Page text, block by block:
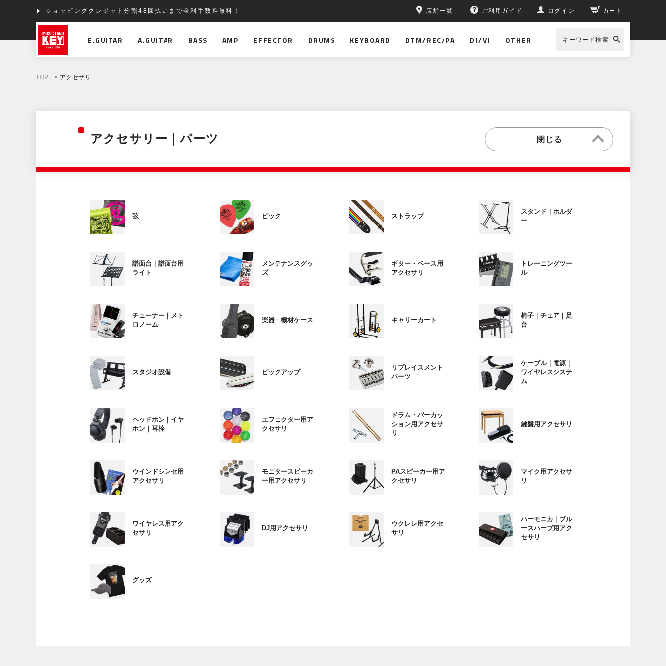
ショッピングクレジット分割48回払いまで金利手数料無料！ 店舗一覧 ご利用ガイド ログイン カート
E.GUITAR A.GUITAR BASS AMP EFFECTOR DRUMS KEYBOARD DTM/REC/PA DJ/VJ OTHER キーワード検索
TOP > アクセサリ
アクセサリー｜パーツ
弦 ピック ストラップ
スタンド｜ホルダ
ー
譜面台｜譜面台用
ライト
メンテナンスグッ
ズ
ギター・ベース用
アクセサリ
トレーニングツー
ル
チューナー｜メト
ロノーム
楽器・機材ケース キャリーカート
椅子｜チェア｜足
台
スタジオ設備 ピックアップ
リプレイスメント
パーツ
ケーブル｜電源｜
ワイヤレスシステ
ム
ヘッドホン｜イヤ
ホン｜耳栓
エフェクター用ア
クセサリ
ドラム・パーカッ
ション用アクセサ
リ
鍵盤用アクセサリ
ウインドシンセ用
アクセサリ
モニタースピーカ
ー用アクセサリ
PAスピーカー用ア
クセサリ
マイク用アクセサ
リ
ワイヤレス用アク
セサリ
DJ用アクセサリ
ウクレレ用アクセ
サリ
ハーモニカ｜ブル
ースハープ用アク
セサリ
グッズ